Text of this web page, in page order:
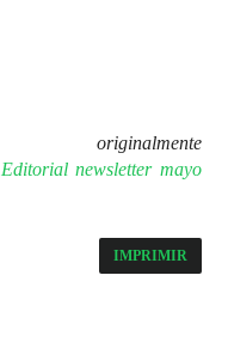
Editorial newsletter mayo
IMPRIMIR